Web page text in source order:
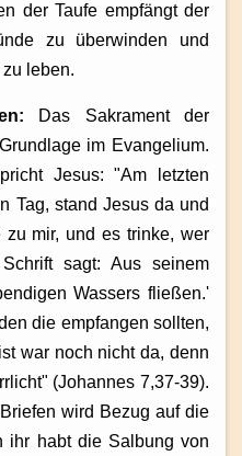
der Taufe empfängt der
zu überwinden und
leben.
Das Sakrament der
im Evangelium.
Jesus: "Am letzten
Tag, stand Jesus da und
zu mir, und es trinke, wer
sagt: Aus seinem
Wassers fließen.'
die empfangen sollten,
war noch nicht da, denn
(Johannes 7,37-39).
wird Bezug auf die
ihr habt die Salbung von